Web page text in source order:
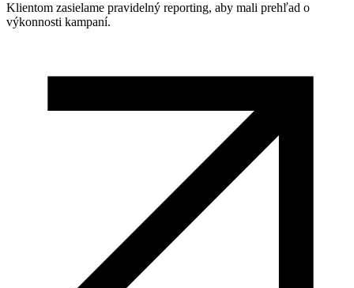
Klientom zasielame pravidelný reporting, aby mali prehľad o
výkonnosti kampaní.